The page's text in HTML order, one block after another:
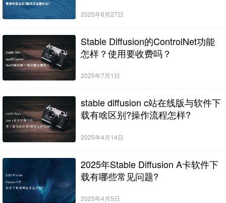
2025年6月27日
Stable Diffusion的ControlNet功能
怎样？使用要收费吗？
2025年7月1日
stable diffusion c站在线版与软件下
载有啥区别?操作流程怎样?
2025年4月14日
2025年Stable Diffusion A卡软件下
载有哪些常见问题?
2025年4月5日